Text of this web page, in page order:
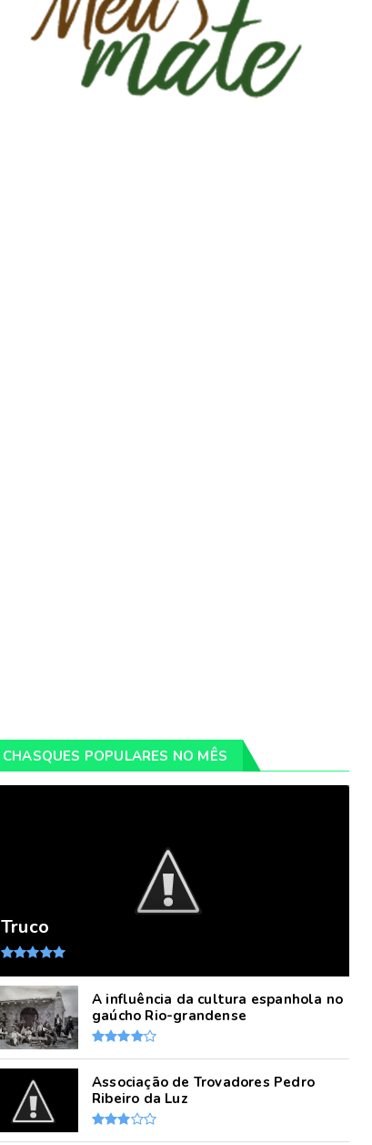
CHASQUES POPULARES NO MÊS
Truco
A influência da cultura espanhola no
gaúcho Rio-grandense
Associação de Trovadores Pedro
Ribeiro da Luz